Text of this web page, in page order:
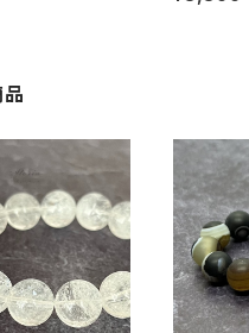
み・画像現物・RT
レスレット